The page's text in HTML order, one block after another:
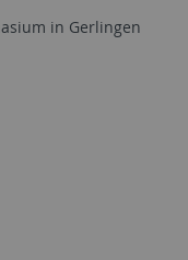
in Gerlingen